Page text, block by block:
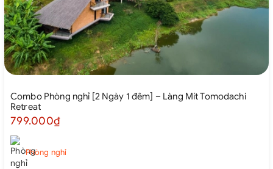
Combo Phòng nghỉ [2 Ngày 1 đêm] – Làng Mít Tomodachi
Retreat
799.000₫
Phòng nghỉ